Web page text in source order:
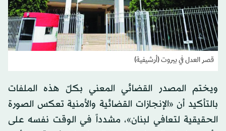
قصر العدل في بيروت (أرشيفية)
ويختم المصدر القضائي المعني بكلّ هذه الملفات
بالتأكيد أن «الإنجازات القضائية والأمنية تعكس الصورة
الحقيقية لتعافي لبنان»، مشدداً في الوقت نفسه على